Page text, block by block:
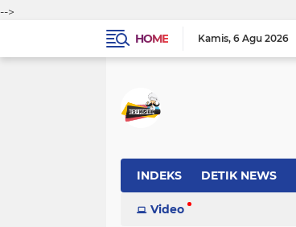
-->
HOME
Kamis 6 Agu 2026
INDEKS DETIK NEWS
Video